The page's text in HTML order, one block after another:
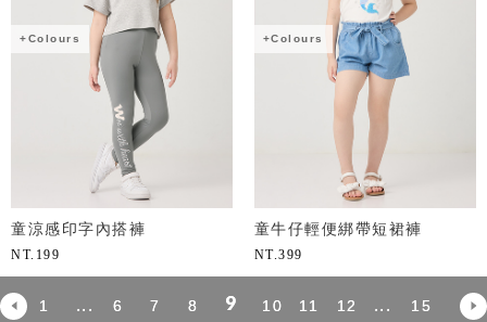
+Colours
童涼感印字內搭褲
NT. 199
+Colours
童牛仔輕便綁帶短裙褲
NT. 399
1 ... 6 7 8 9 10 11 12 ... 15